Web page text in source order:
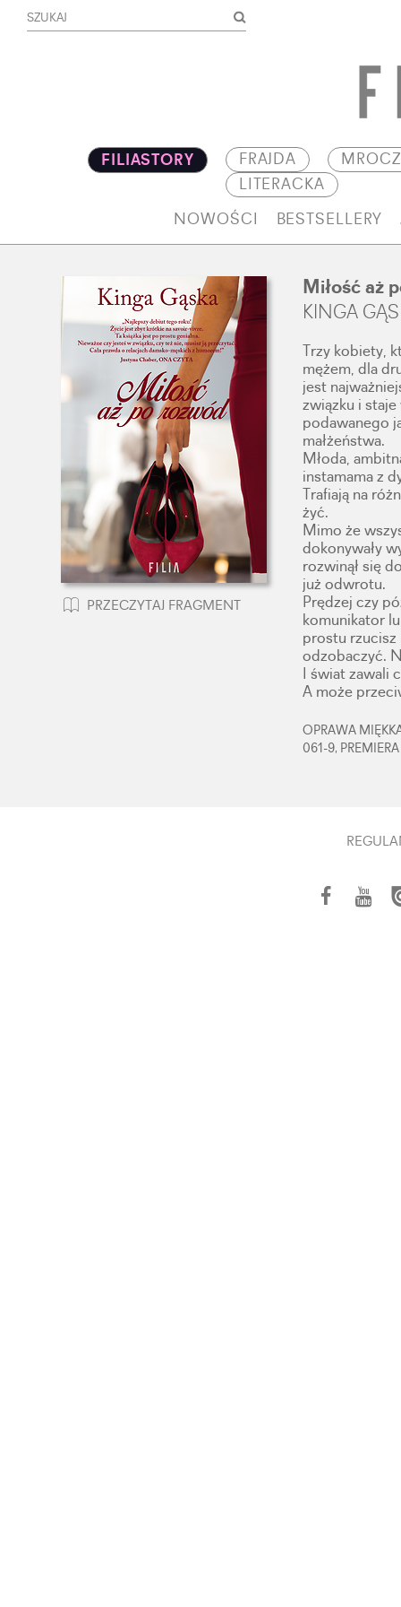
FILIASTORY FRAJDA
LITERACKA
NOWOŚCI BESTSELLERY
PRZECZYTAJ FRAGMENT
Miłość aż
KINGA
Trzy kobiety,
mężem, dla
jest
związku i staje
podawanego
małżeństwa.
Młoda,
instamama z
Trafiają na
żyć.
Mimo że
dokonywały
rozwinął się
już odwrotu.
Prędzej czy
komunikator
prostu rzucisz
odzobaczyć.
I świat zawali
A może
OPRAWA
061-9,